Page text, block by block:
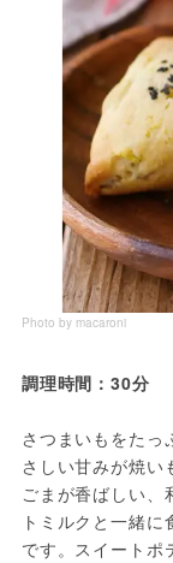
Photo by macaroni
調理時間：30分
さつまいもをたっ
さしい甘みが焼い
ごまが香ばしい、
トミルクと一緒
です。スイートポ